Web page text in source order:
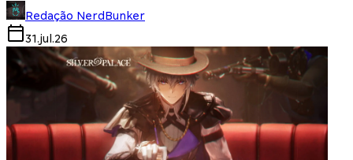
Redação NerdBunker
31.jul.26